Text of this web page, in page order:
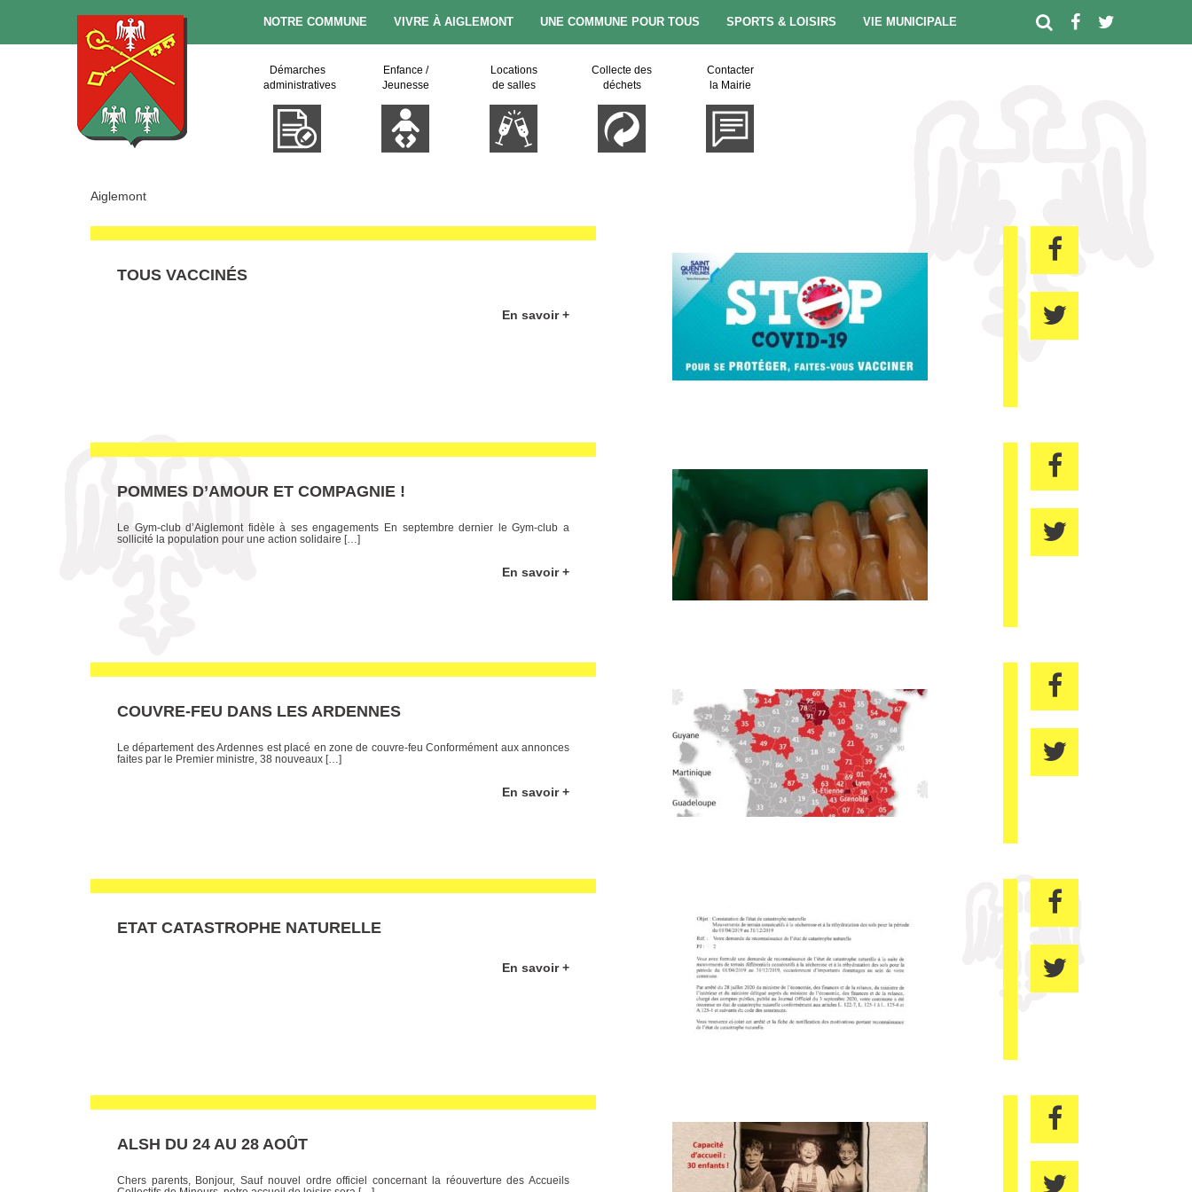
NOTRE COMMUNE VIVRE À AIGLEMONT UNE COMMUNE POUR TOUS SPORTS & LOISIRS VIE MUNICIPALE
Démarches
administratives
Enfance /
Jeunesse
Locations
de salles
Collecte des
déchets
Contacter
la Mairie
Aiglemont
TOUS VACCINÉS
En savoir +
POMMES D’AMOUR ET COMPAGNIE !
Le Gym-club d’Aiglemont fidèle à ses engagements En septembre dernier le Gym-club a
sollicité la population pour une action solidaire […]
En savoir +
COUVRE-FEU DANS LES ARDENNES
Le département des Ardennes est placé en zone de couvre-feu Conformément aux annonces
faites par le Premier ministre, 38 nouveaux […]
En savoir +
ETAT CATASTROPHE NATURELLE
En savoir +
ALSH DU 24 AU 28 AOÛT
Chers parents, Bonjour, Sauf nouvel ordre officiel concernant la réouverture des Accueils